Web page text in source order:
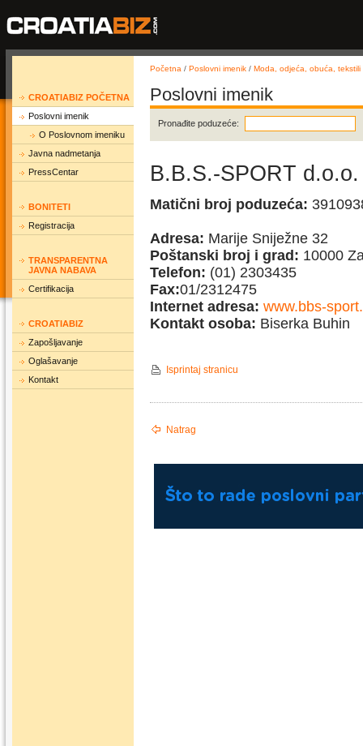
CROATIABIZ POČETNA
Poslovni imenik
O Poslovnom imeniku
Javna nadmetanja
PressCentar
BONITETI
Registracija
TRANSPARENTNA
JAVNA NABAVA
Certifikacija
CROATIABIZ
Zapošljavanje
Oglašavanje
Kontakt
Početna / Poslovni imenik / Moda, odjeća, obuća, tekstili
Poslovni imenik
Pronađite poduzeće:
B.B.S.-SPORT d.o.o.
Matični broj poduzeća:
Adresa: Marije Sniježne 32
Poštanski broj i grad: 10000
Telefon: (01) 2303435
Fax:01/2312475
Internet adresa: www.bbs-
Kontakt osoba: Biserka Buhin
Isprintaj stranicu
Natrag